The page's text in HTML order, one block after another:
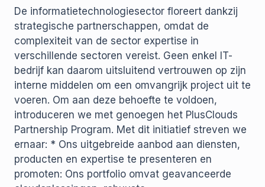
De informatietechnologiesector floreert dankzij
strategische partnerschappen, omdat de
complexiteit van de sector expertise in
verschillende sectoren vereist. Geen enkel IT-
bedrijf kan daarom uitsluitend vertrouwen op zijn
interne middelen om een ​​omvangrijk project uit te
voeren. Om aan deze behoefte te voldoen,
introduceren we met genoegen het PlusClouds
Partnership Program. Met dit initiatief streven we
ernaar: * Ons uitgebreide aanbod aan diensten,
producten en expertise te presenteren en
promoten: Ons portfolio omvat geavanceerde